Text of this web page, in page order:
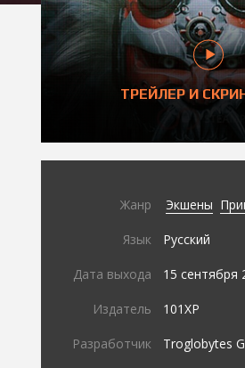
ТРЕЙЛЕР И
Жанр Экшены
Язык Русский
Дата выхода 15 сентября
Издатель 101XP
Разработчик Troglobytes